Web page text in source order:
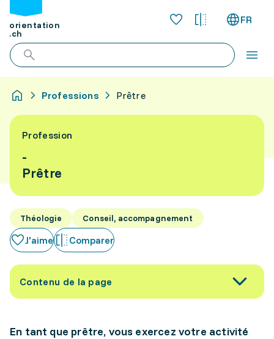
orientation
.ch
FR
Professions Prêtre
Profession
-
Prêtre
Théologie Conseil, accompagnement
J'aime Comparer
Contenu de la page
En tant que prêtre, vous exercez votre activité